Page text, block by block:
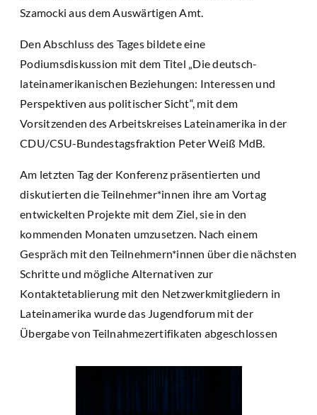
Szamocki aus dem Auswärtigen Amt.
Den Abschluss des Tages bildete eine
Podiumsdiskussion mit dem Titel „Die deutsch-
lateinamerikanischen Beziehungen: Interessen und
Perspektiven aus politischer Sicht“, mit dem
Vorsitzenden des Arbeitskreises Lateinamerika in der
CDU/CSU-Bundestagsfraktion Peter Weiß MdB.
Am letzten Tag der Konferenz präsentierten und
diskutierten die Teilnehmer*innen ihre am Vortag
entwickelten Projekte mit dem Ziel, sie in den
kommenden Monaten umzusetzen. Nach einem
Gespräch mit den Teilnehmern*innen über die nächsten
Schritte und mögliche Alternativen zur
Kontaktetablierung mit den Netzwerkmitgliedern in
Lateinamerika wurde das Jugendforum mit der
Übergabe von Teilnahmezertifikaten abgeschlossen